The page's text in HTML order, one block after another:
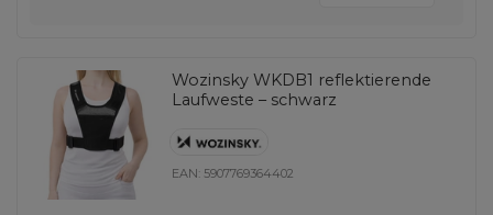
Wozinsky WKDB1 reflektierende
Laufweste – schwarz
EAN: 5907769364402